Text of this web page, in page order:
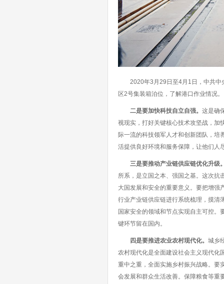
2020年3月29日至4月1日，中共中央
区2号集装箱泊位，了解港口作业情况
二是要加快科技自立自强。 这是确
视现实，打好关键核心技术攻坚战，加
际一流的科技领军人才和创新团队，培
活提供良好环境和服务保障，让他们人
三是要推动产业链供应链优化升级
所系，是立国之本、强国之基。这次抗
大国发展和安全的重要意义。要把增强
行业产业链供应链进行系统梳理，摸清
国家安全的领域和节点实现自主可控。
键环节留在国内。
四是要推进农业农村现代化。 城乡
农村现代化是全面建设社会主义现代化
重中之重，全面实施乡村振兴战略。要
会发展和群众生活改善。保障粮食等重